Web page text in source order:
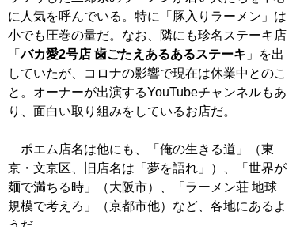
に人気を呼んでいる。特に「豚入りラーメン」は
小でも圧巻の量だ。なお、隣にも珍名ステーキ店
「バカ愛2号店 歯ごたえあるあるステーキ 」を出
していたが、コロナの影響で現在は休業中とのこ
と。オーナーが出演するYouTubeチャンネルもあ
り、面白い取り組みをしているお店だ。
ポエム店名は他にも、「俺の生きる道」（東
京・文京区、旧店名は「夢を語れ」）、「世界が
麺で満ちる時」（大阪市）、「ラーメン荘 地球
規模で考えろ」（京都市他）など、各地にあるよ